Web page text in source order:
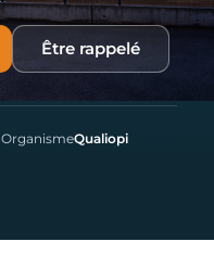
Être rappelé
OrganismeQualiopi